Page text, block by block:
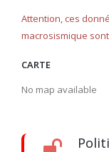
Attention, ces
macrosismique
CARTE
No map available